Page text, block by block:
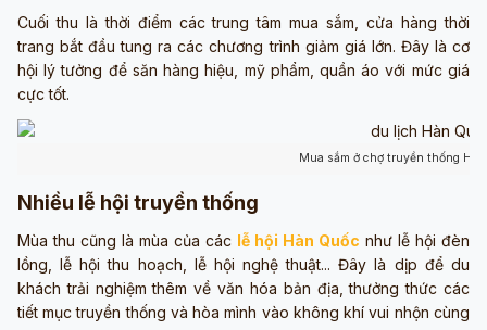
Cuối thu là thời điểm các trung tâm mua sắm, cửa hàng thời
trang bắt đầu tung ra các chương trình giảm giá lớn. Đây là cơ
hội lý tưởng để săn hàng hiệu, mỹ phẩm, quần áo với mức giá
cực tốt.
Mua sắm ở chợ truyền thống
Nhiều lễ hội truyền thống
Mùa thu cũng là mùa của các lễ hội Hàn Quốc như lễ hội đèn
lồng, lễ hội thu hoạch, lễ hội nghệ thuật... Đây là dịp để du
khách trải nghiệm thêm về văn hóa bản địa, thưởng thức các
tiết mục truyền thống và hòa mình vào không khí vui nhộn cùng